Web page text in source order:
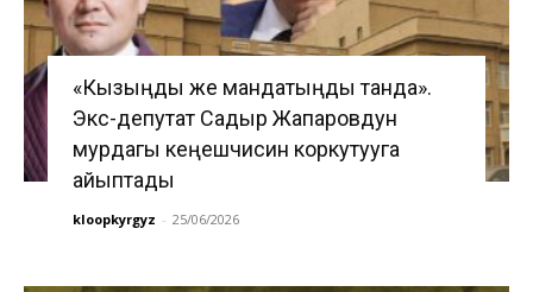
«Кызыңды же мандатыңды танда».
Экс-депутат Садыр Жапаровдун
мурдагы кеңешчисин коркутууга
айыптады
kloopkyrgyz - 25/06/2026